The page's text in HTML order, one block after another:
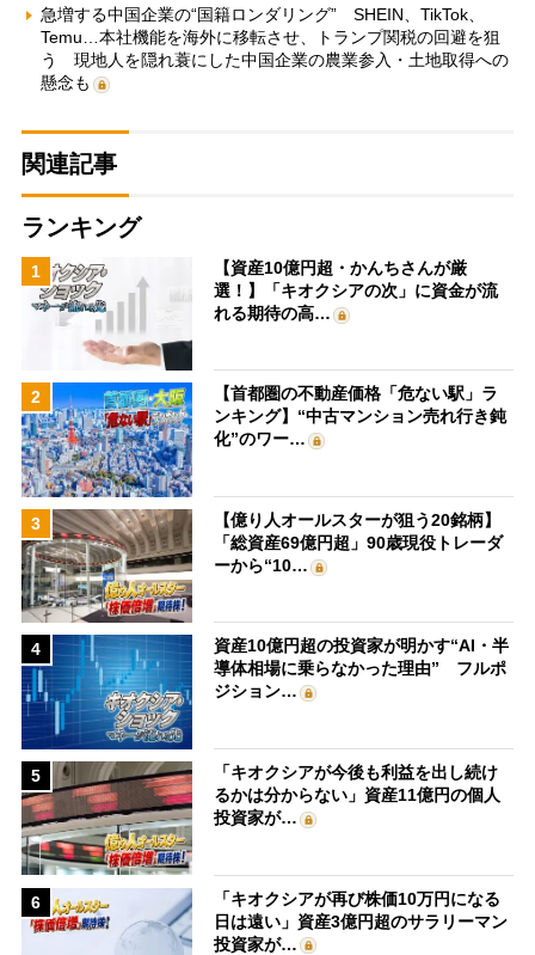
急増する中国企業の“国籍ロンダリング” SHEIN、TikTok、
Temu…本社機能を海外に移転させ、トランプ関税の回避を狙
う 現地人を隠れ蓑にした中国企業の農業参入・土地取得への
懸念も
関連記事
ランキング
1
【資産10億円超・かんちさんが厳
選！】「キオクシアの次」に資金が流
れる期待の高…
2
【首都圏の不動産価格「危ない駅」ラ
ンキング】“中古マンション売れ行き鈍
化”のワー…
3
【億り人オールスターが狙う20銘柄】
「総資産69億円超」90歳現役トレーダ
ーから“10…
4
資産10億円超の投資家が明かす“AI・半
導体相場に乗らなかった理由” フルポ
ジション…
5
「キオクシアが今後も利益を出し続け
るかは分からない」資産11億円の個人
投資家が…
6
「キオクシアが再び株価10万円になる
日は遠い」資産3億円超のサラリーマン
投資家が…